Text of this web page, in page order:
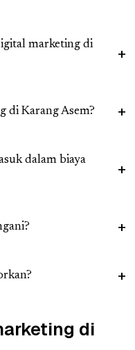
marketing di
di Karang Asem?
dalam biaya
di